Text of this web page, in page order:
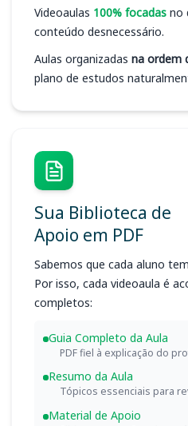
Videoaulas 100% focadas no
conteúdo desnecessário.
Aulas organizadas na ordem
plano de estudos
Sua Biblioteca de
Apoio em PDF
Sabemos que cada aluno
Por isso, cada videoaula é
completos:
Guia Completo da Aula
PDF fiel à explicação do
Resumo da Aula
Tópicos essenciais para
Material de Apoio